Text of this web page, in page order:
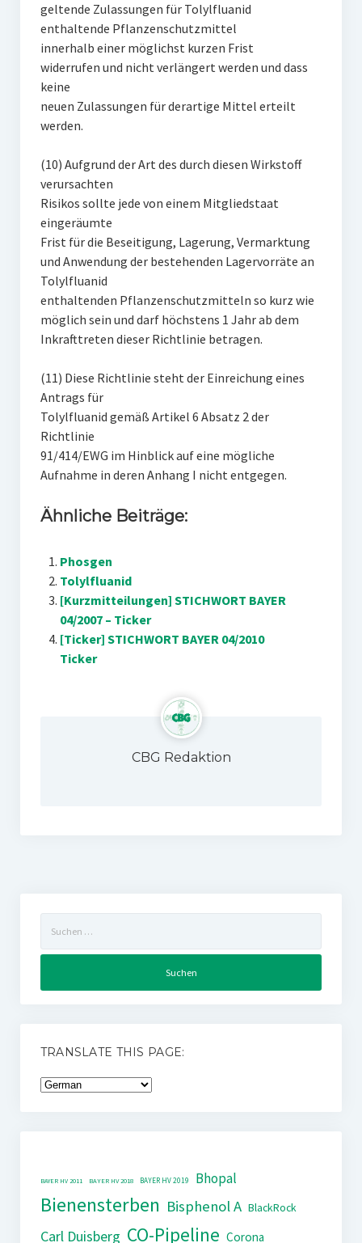
geltende Zulassungen für Tolylfluanid
enthaltende Pflanzenschutzmittel
innerhalb einer möglichst kurzen Frist
widerrufen und nicht verlängert werden und dass
keine
neuen Zulassungen für derartige Mittel erteilt
werden.
(10) Aufgrund der Art des durch diesen Wirkstoff
verursachten
Risikos sollte jede von einem Mitgliedstaat
eingeräumte
Frist für die Beseitigung, Lagerung, Vermarktung
und Anwendung der bestehenden Lagervorräte an
Tolylfluanid
enthaltenden Pflanzenschutzmitteln so kurz wie
möglich sein und darf höchstens 1 Jahr ab dem
Inkrafttreten dieser Richtlinie betragen.
(11) Diese Richtlinie steht der Einreichung eines
Antrags für
Tolylfluanid gemäß Artikel 6 Absatz 2 der
Richtlinie
91/414/EWG im Hinblick auf eine mögliche
Aufnahme in deren Anhang I nicht entgegen.
Ähnliche Beiträge:
Phosgen
Tolylfluanid
[Kurzmitteilungen] STICHWORT BAYER
04/2007 – Ticker
[Ticker] STICHWORT BAYER 04/2010
Ticker
CBG Redaktion
nach:
TRANSLATE THIS PAGE:
BAYER HV 2011 BAYER HV 2018 BAYER HV 2019 Bhopal
Bienensterben Bisphenol A BlackRock
Carl Duisberg CO-Pipeline Corona